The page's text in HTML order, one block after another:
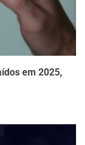
em 2025,